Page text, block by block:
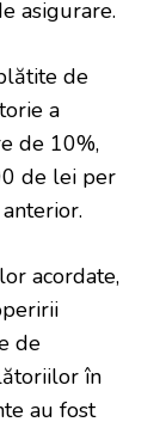
asigurare.
de
a
de 10%,
de lei per
acordate,
de
în
au fost